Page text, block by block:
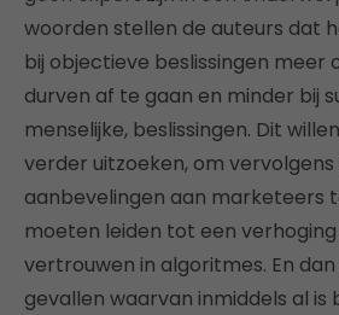
woorden stellen de auteurs dat
bij objectieve beslissingen meer
durven af te gaan en minder bij
menselijke, beslissingen. Dit
verder uitzoeken, om
aanbevelingen aan marketeers
moeten leiden tot een
vertrouwen in algoritmes. En
gevallen waarvan inmiddels al is